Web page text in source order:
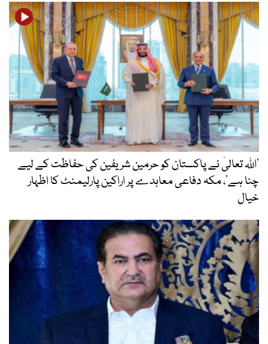
’اللہ تعالیٰ نے پاکستان کو حرمین شریفین کی حفاظت کے لیے
چنا ہے‘، مکہ دفاعی معاہدے پر اراکین پارلیمنٹ کا اظہار
خیال